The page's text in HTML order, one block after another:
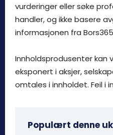
vurderinger eller søke
handler, og ikke basere
informasjonen fra
Innholdsprodusenter kan
eksponert i aksjer,
omtales i innholdet. Feil i
Populært denne